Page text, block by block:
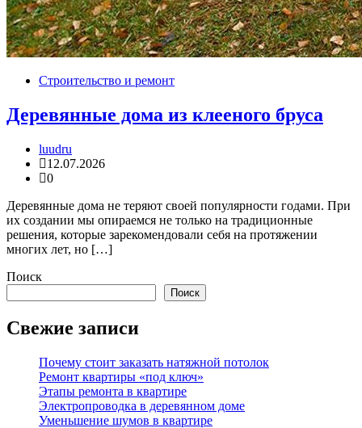
Строительство и ремонт
Деревянные дома из клееного бруса
luudru
12.07.2026
0
Деревянные дома не теряют своей популярности годами. При
их создании мы опираемся не только на традиционные
решения, которые зарекомендовали себя на протяжении
многих лет, но […]
Поиск
Поиск
Свежие записи
Почему стоит заказать натяжной потолок
Ремонт квартиры «под ключ»
Этапы ремонта в квартире
Электропроводка в деревянном доме
Уменьшение шумов в квартире